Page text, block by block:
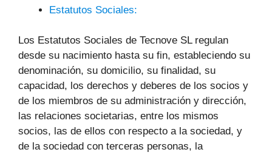
Estatutos Sociales:
Los Estatutos Sociales de Tecnove SL regulan
desde su nacimiento hasta su fin, estableciendo su
denominación, su domicilio, su finalidad, su
capacidad, los derechos y deberes de los socios y
de los miembros de su administración y dirección,
las relaciones societarias, entre los mismos
socios, las de ellos con respecto a la sociedad, y
de la sociedad con terceras personas, la